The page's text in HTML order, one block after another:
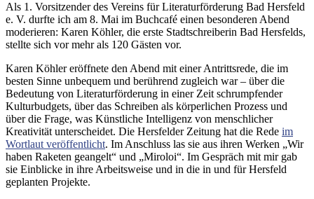
Als 1. Vorsitzender des Vereins für Literaturförderung Bad Hersfeld
e. V. durfte ich am 8. Mai im Buchcafé einen besonderen Abend
moderieren: Karen Köhler, die erste Stadtschreiberin Bad Hersfelds,
stellte sich vor mehr als 120 Gästen vor.
Karen Köhler eröffnete den Abend mit einer Antrittsrede, die im
besten Sinne unbequem und berührend zugleich war – über die
Bedeutung von Literaturförderung in einer Zeit schrumpfender
Kulturbudgets, über das Schreiben als körperlichen Prozess und
über die Frage, was Künstliche Intelligenz von menschlicher
Kreativität unterscheidet. Die Hersfelder Zeitung hat die Rede im
Wortlaut veröffentlicht. Im Anschluss las sie aus ihren Werken „Wir
haben Raketen geangelt“ und „Miroloi“. Im Gespräch mit mir gab
sie Einblicke in ihre Arbeitsweise und in die in und für Hersfeld
geplanten Projekte.